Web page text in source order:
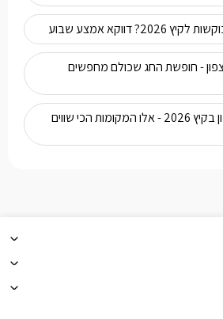
דווקא אמצע שבוע
2026 בצפון - חופשת החג שכולם מחפשים
כולם חוזרים לצפון בקיץ 2026 - אלו המקומות הכי שווים